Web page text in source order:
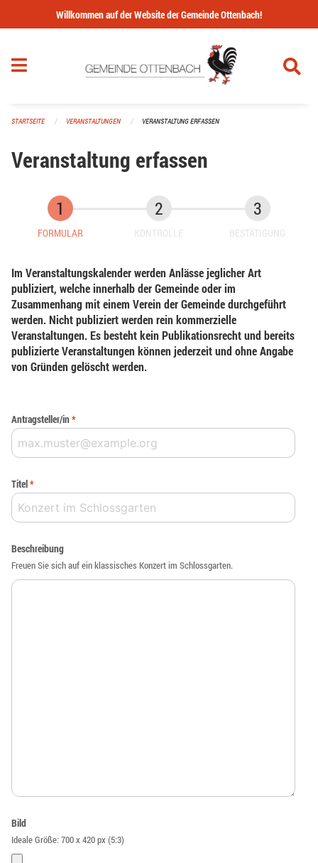
Navigation überspringen
Willkommen auf der Website der Gemeinde Ottenbach!
STARTSEITE VERANSTALTUNGEN VERANSTALTUNG ERFASSEN
Veranstaltung erfassen
FORMULAR KONTROLLE BESTÄTIGUNG
Im Veranstaltungskalender werden Anlässe jeglicher Art
publiziert, welche innerhalb der Gemeinde oder im
Zusammenhang mit einem Verein der Gemeinde durchgeführt
werden. Nicht publiziert werden rein kommerzielle
Veranstaltungen. Es besteht kein Publikationsrecht und bereits
publizierte Veranstaltungen können jederzeit und ohne Angabe
von Gründen gelöscht werden.
Antragsteller/in*
Titel*
Beschreibung
Freuen Sie sich auf ein klassisches Konzert im Schlossgarten.
Bild
Ideale Größe: 700 x 420 px (5:3)